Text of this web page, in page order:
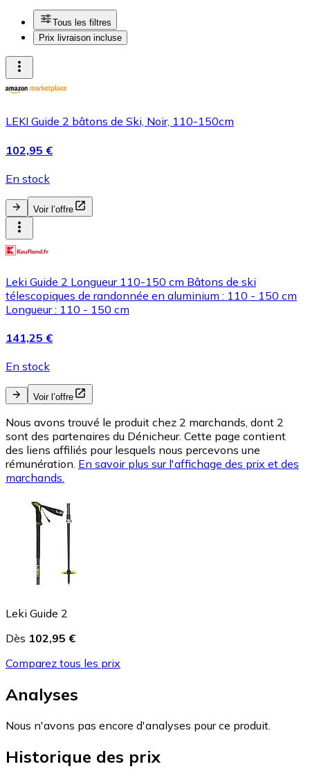
Tous les filtres
Prix livraison incluse
LEKI Guide 2 bâtons de Ski, Noir, 110-150cm
102,95 €
En stock
Voir l’offre
Leki Guide 2 Longueur 110-150 cm Bâtons de ski
télescopiques de randonnée en aluminium : 110 - 150 cm
Longueur : 110 - 150 cm
141,25 €
En stock
Voir l’offre
Nous avons trouvé le produit chez 2 marchands, dont 2
sont des partenaires du Dénicheur. Cette page contient
des liens affiliés pour lesquels nous percevons une
rémunération. En savoir plus sur l'affichage des prix et des
marchands.
Leki Guide 2
Dès 102,95 €
Comparez tous les prix
Analyses
Nous n'avons pas encore d'analyses pour ce produit.
Historique des prix